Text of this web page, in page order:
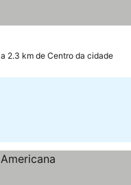
a 2.3 km de Centro da cidade